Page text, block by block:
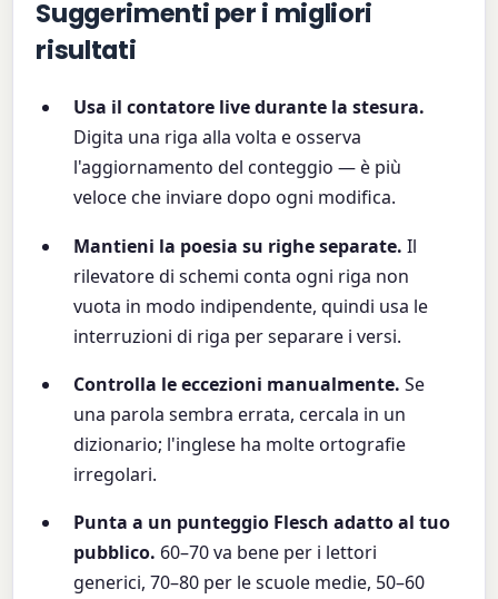
Suggerimenti per i migliori
risultati
Usa il contatore live durante la stesura.
Digita una riga alla volta e osserva
l'aggiornamento del conteggio — è più
veloce che inviare dopo ogni modifica.
Mantieni la poesia su righe separate. Il
rilevatore di schemi conta ogni riga non
vuota in modo indipendente, quindi usa le
interruzioni di riga per separare i versi.
Controlla le eccezioni manualmente. Se
una parola sembra errata, cercala in un
dizionario; l'inglese ha molte ortografie
irregolari.
Punta a un punteggio Flesch adatto al tuo
pubblico. 60–70 va bene per i lettori
generici, 70–80 per le scuole medie, 50–60